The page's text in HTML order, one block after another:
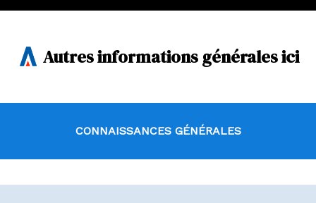
Autres informations générales ici
CONNAISSANCES GÉNÉRALES